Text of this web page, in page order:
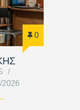
0
2026